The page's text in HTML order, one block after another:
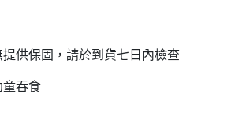
供保固，請於到貨七日內檢查
童吞食